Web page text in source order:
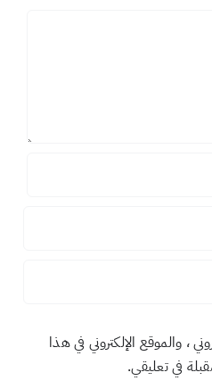
، والموقع الإلكتروني في هذا
في تعليقي.